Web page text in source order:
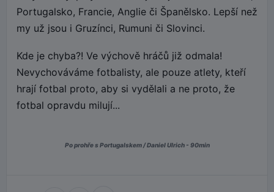
Portugalsko, Francie, Anglie či Španělsko. Lepší než
my už jsou i Gruzínci, Rumuni či Slovinci.
Kde je chyba?! Ve výchově hráčů již odmala!
Nevychováváme fotbalisty, ale pouze atlety, kteří
hrají fotbal proto, aby si vydělali a ne proto, že
fotbal opravdu milují...
Po prohře s Portugalskem / Daniel Ulrich - 90min